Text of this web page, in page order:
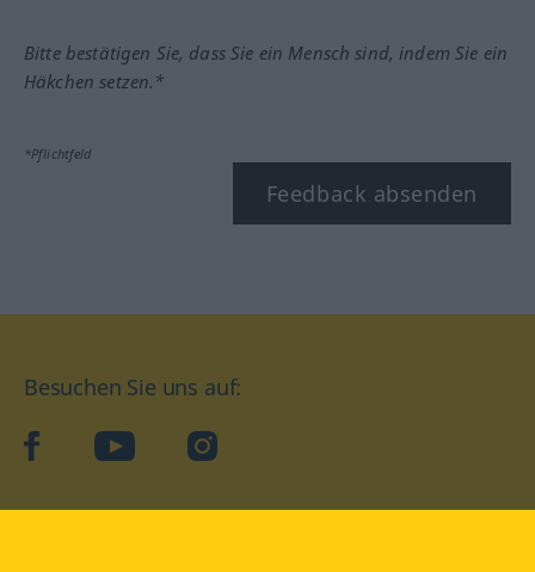
Bitte bestätigen Sie, dass Sie ein Mensch sind, indem Sie ein
Häkchen setzen.*
*Pflichtfeld
Feedback absenden
Besuchen Sie uns auf:
facebookYouTube Instagram